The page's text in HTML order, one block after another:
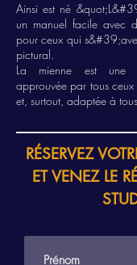
Ainsi est né
un manuel facile avec
pour ceux qui
pictural.
La mienne est une
approuvée par tous ceux
et, surtout, adaptée à
RÉSERVEZ
ET VENEZ LE